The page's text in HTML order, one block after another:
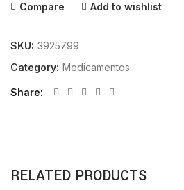
Compare Add to wishlist
SKU: 3925799
Category: Medicamentos
Share
RELATED PRODUCTS